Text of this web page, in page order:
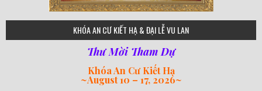
75
KHÓA AN CƯ KIẾT HẠ & ĐẠI LỄ VU LAN
Thư Mời Tham Dự
Khóa An Cư Kiết Hạ
~August 10 – 17, 2026~